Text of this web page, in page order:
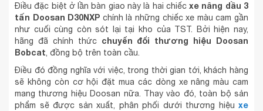
Điều đặc biệt ở lần bàn giao này là hai chiếcxe nâng dầu 3
tấn Doosan D30NXP chính là những chiếc xe màu cam gần
như cuối cùng còn sót lại tại kho của TST. Bởi hiện nay,
hãng đã chính thức chuyển đổi thương hiệu Doosan
Bobcat , đồng bộ trên toàn cầu.
Điều đó đồng nghĩa với việc, trong thời gian tới, khách hàng
sẽ không còn cơ hội đặt mua các dòng xe nâng màu cam
mang thương hiệu Doosan nữa. Thay vào đó, toàn bộ sản
phẩm sẽ được sản xuất, phân phối dưới thương hiệu xe